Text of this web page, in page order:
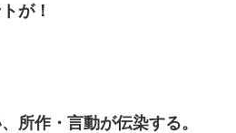
が！
所作・言動が伝染する。